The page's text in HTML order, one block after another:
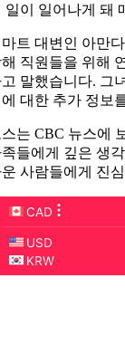
일이 일어나게 돼
트 대변인 아만
직원들을 위해
말했습니다. 그
대한 추가 정보
는 CBC 뉴스에
들에게 깊은 생
사람들에게 진